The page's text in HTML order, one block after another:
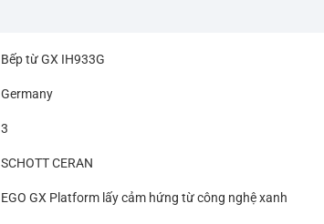
Bếp từ GX IH933G
Germany
3
SCHOTT CERAN
EGO GX Platform lấy cảm hứng từ công nghệ xanh